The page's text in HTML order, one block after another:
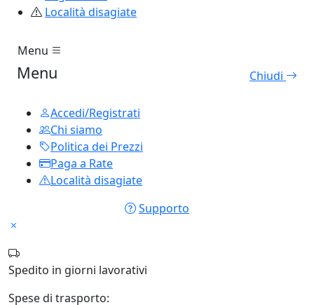
Località disagiate
Menu
Menu Chiudi
Accedi/Registrati
Chi siamo
Politica dei Prezzi
Paga a Rate
Località disagiate
Supporto
Spedito in giorni lavorativi
Spese di trasporto: